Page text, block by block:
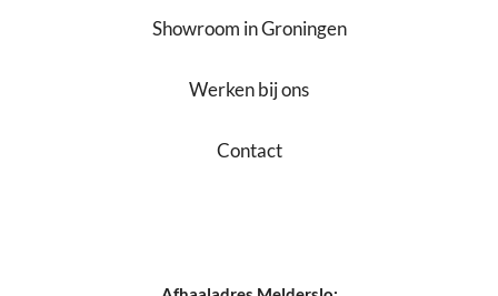
Showroom in Groningen
Werken bij ons
Contact